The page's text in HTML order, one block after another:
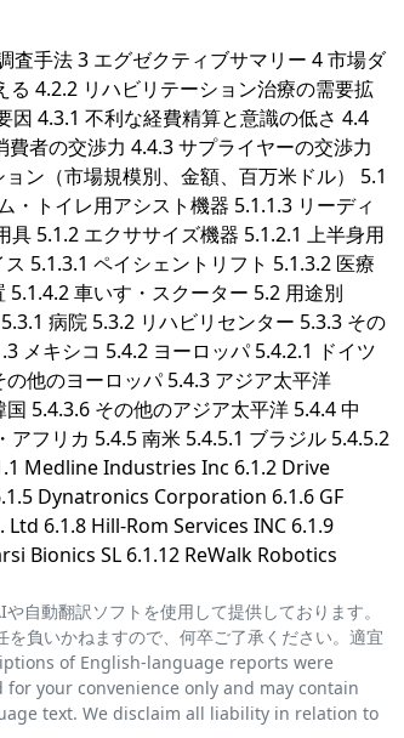
査手法 3 エグゼクティブサマリー 4 市場ダ
4.2.2 リハビリテーション治療の需要拡
因 4.3.1 不利な経費精算と意識の低さ 4.4
者の交渉力 4.4.3 サプライヤーの交渉力
ン（市場規模別、金額、百万米ドル） 5.1
・トイレ用アシスト機器 5.1.1.3 リーディ
5.1.2 エクササイズ機器 5.1.2.1 上半身用
5.1.3.1 ペイシェントリフト 5.1.3.2 医療
車いす・スクーター 5.2 用途別
病院 5.3.2 リハビリセンター 5.3.3 その
メキシコ 5.4.2 ヨーロッパ 5.4.2.1 ドイツ
他のヨーロッパ 5.4.3 アジア太平洋
5.4.3.6 その他のアジア太平洋 5.4.4 中
フリカ 5.4.5 南米 5.4.5.1 ブラジル 5.4.5.2
Medline Industries Inc 6.1.2 Drive
Dynatronics Corporation 6.1.6 GF
6.1.8 Hill-Rom Services INC 6.1.9
Bionics SL 6.1.12 ReWalk Robotics
自動翻訳ソフトを使用して提供しております。
負いかねますので、何卒ご了承ください。適宜
of English-language reports were
your convenience only and may contain
text. We disclaim all liability in relation to